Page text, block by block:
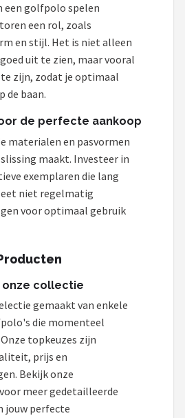
een golfpolo spelen
een rol, zoals
en stijl. Het is niet alleen
uit te zien, maar vooral
zijn, zodat je optimaal
de baan.
de perfecte aankoop
materialen en pasvormen
maakt. Investeer in
exemplaren die lang
niet regelmatig
voor optimaal gebruik
onze collectie
gemaakt van enkele
die momenteel
topkeuzes zijn
prijs en
Bekijk onze
meer gedetailleerde
jouw perfecte